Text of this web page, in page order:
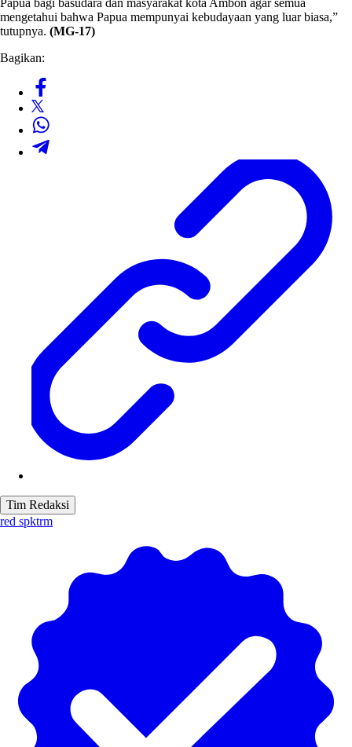
mengetahui bahwa Papua mempunyai kebudayaan yang luar biasa,”
tutupnya. (MG-17)
Bagikan:
Tim Redaksi
red spktrm